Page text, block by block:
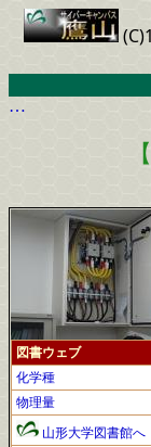
…
図書ウェブ
化学種
物理量
山形大学図書館へ